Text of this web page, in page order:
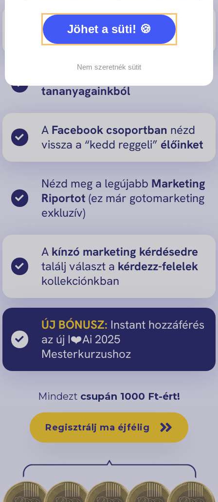
Férj hozzá a
TOP
Mesterkurzusainkhoz
tananyagainkból
A Facebook csoportban nézd
vissza a “kedd reggeli” élőinket
Nézd meg a legújabb Marketing
Riportot (ez már gotomarketing
exkluzív)
A kínzó marketing kérdésedre
találj választ a kérdezz-felelek
kollekciónkban
ÚJ BÓNUSZ: Instant hozzáférés
az új I❤️Ai 2025
Mesterkurzushoz
Mindezt csupán 1000 Ft-ért!
Regisztrálj ma éjfélig
Jöhet a süti!
Nem szeretnék sütit